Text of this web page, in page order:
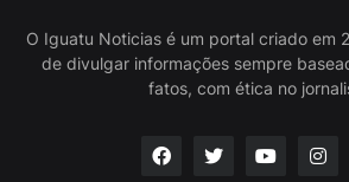
O Iguatu Noticias é um portal criado em
de divulgar informações sempre
fatos, com ética no